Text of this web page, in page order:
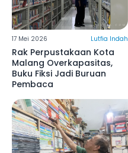
17 Mei 2026 Lutfia Indah
Rak Perpustakaan Kota
Malang Overkapasitas,
Buku Fiksi Jadi Buruan
Pembaca